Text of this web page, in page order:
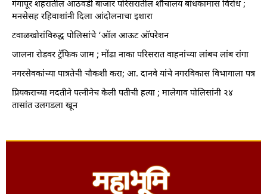
गंगापूर शहरातील आठवडी बाजार परिसरातील शौचालय बांधकामास विरोध ;
मनसेसह रहिवाशांनी दिला आंदोलनाचा इशारा
टवाळखोरांविरुद्ध पोलिसांचे ‘ऑल आऊट ऑपरेशन
जालना रोडवर ट्रॅफिक जाम ; मोंढा नाका परिसरात वाहनांच्या लांबच लांब रांगा
नगरसेवकांच्या पात्रतेची चौकशी करा; आ. दानवे यांचे नगरविकास विभागाला पत्र
प्रियकराच्या मदतीने पत्नीनेच केली पतीची हत्या ; मालेगाव पोलिसांनी २४
तासांत उलगडला खून